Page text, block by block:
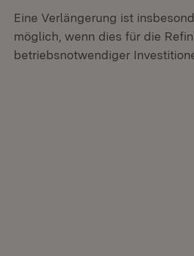
Eine Verlängerung ist
möglich, wenn dies für die
betriebsnotwendiger